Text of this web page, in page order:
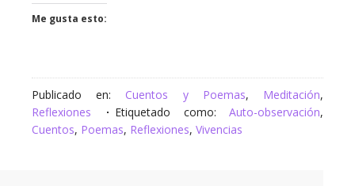
Me gusta esto:
Publicado en: Cuentos y Poemas, Meditación,
Reflexiones
Etiquetado como:Auto-observación,
Cuentos, Poemas, Reflexiones, Vivencias